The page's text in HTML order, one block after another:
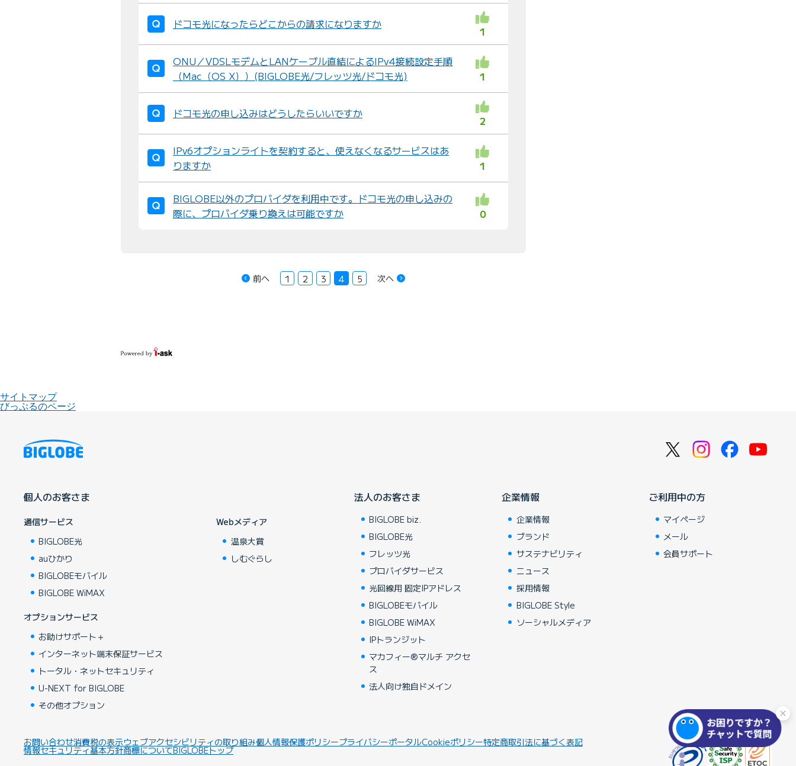
ドコモ光になったらどこからの請求になりますか
1
ONU／VDSLモデムとLANケーブル直結によるIPv4接続設定手順
（Mac（OS X））(BIGLOBE光/フレッツ光/ドコモ光)
1
ドコモ光の申し込みはどうしたらいいですか
2
IPv6オプションライトを契約すると、使えなくなるサービスはあ
りますか
1
BIGLOBE以外のプロバイダを利用中です。ドコモ光の申し込みの
際に、プロバイダ乗り換えは可能ですか
0
前へ 1 2 3 4 5 次へ
サイトマップ
びっぷるのページ
個人のお客さま
通信サービス
BIGLOBE光
auひかり
BIGLOBEモバイル
BIGLOBE WiMAX
オプションサービス
お助けサポート＋
インターネット端末保証サービス
トータル・ネットセキュリティ
U-NEXT for BIGLOBE
その他オプション
Webメディア
温泉大賞
しむぐらし
法人のお客さま
BIGLOBE biz.
BIGLOBE光
フレッツ光
プロバイダサービス
光回線用 固定IPアドレス
BIGLOBEモバイル
BIGLOBE WiMAX
IPトランジット
マカフィー®マルチ アクセ
ス
法人向け独自ドメイン
企業情報
企業情報
ブランド
サステナビリティ
ニュース
採用情報
BIGLOBE Style
ソーシャルメディア
ご利用中の方
マイページ
メール
会員サポート
お問い合わせ消費税の表示ウェブアクセシビリティの取り組み個人情報保護ポリシープライバシーポータルCookieポリシー特定商取引法に基づく表記
情報セキュリティ基本方針商標についてBIGLOBEトップ